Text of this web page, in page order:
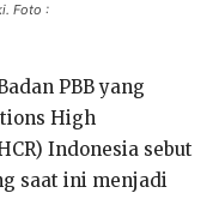
Foto :
PBB yang
High
Indonesia sebut
saat ini menjadi